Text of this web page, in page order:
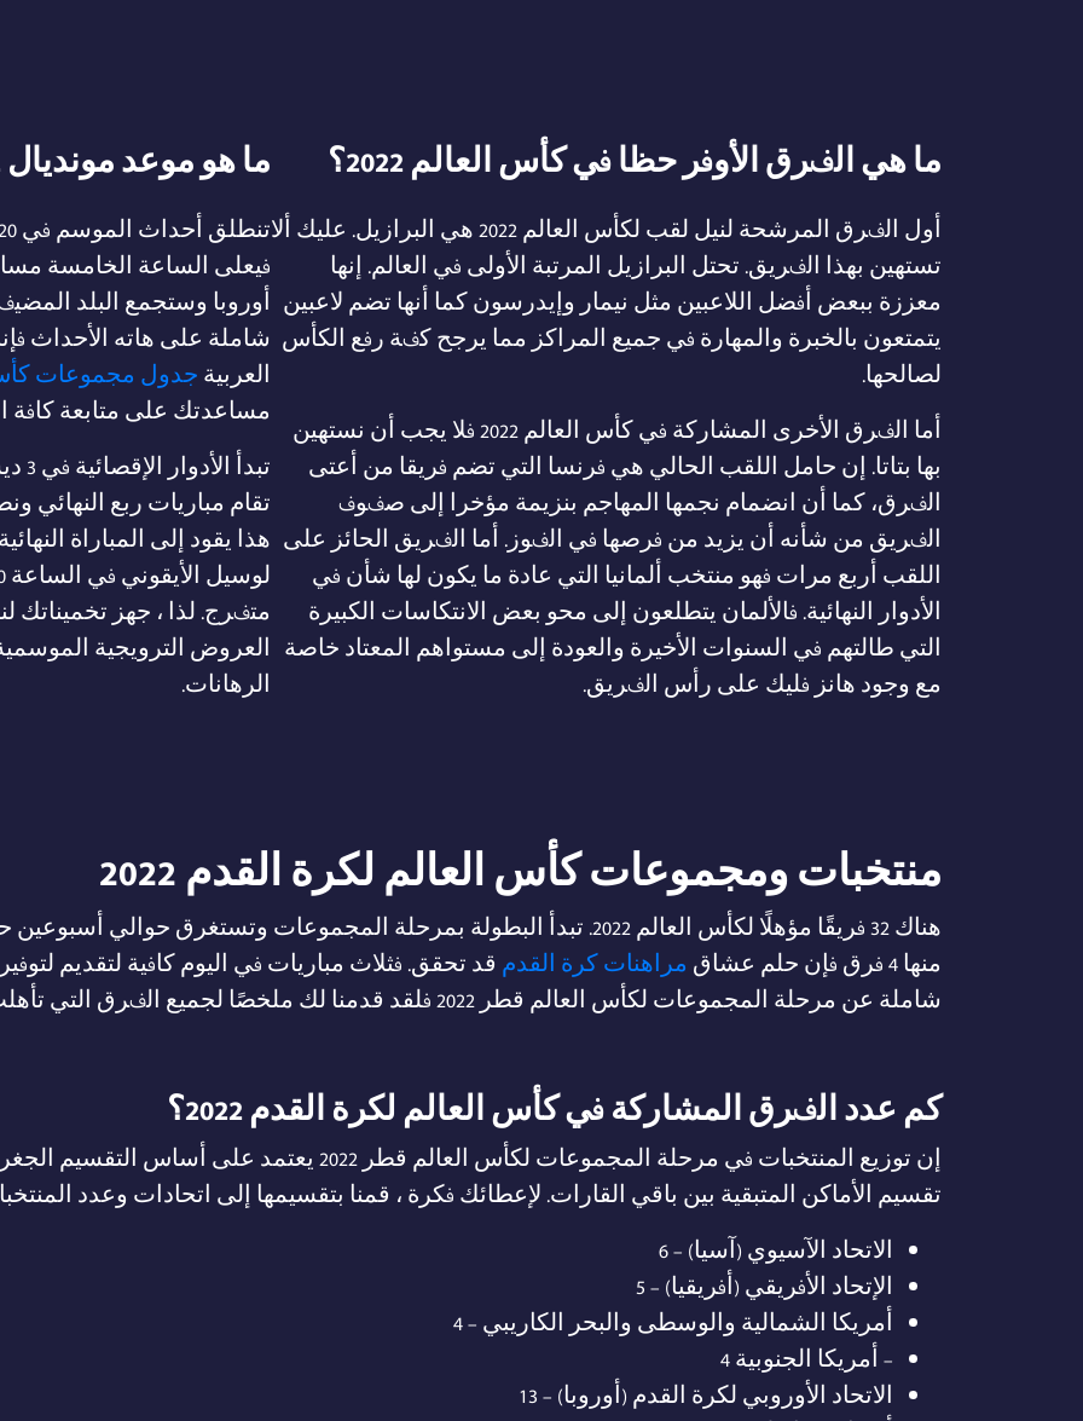
ما هي الفرق الأوفر حظا في كأس العالم 2022؟
أول الفرق المرشحة لنيل لقب لكأس العالم 2022 هي البرازيل. عليك ألا
تستهين بهذا الفريق. تحتل البرازيل المرتبة الأولى في العالم. إنها
معززة ببعض أفضل اللاعبين مثل نيمار وإيدرسون كما أنها تضم لاعبين
يتمتعون بالخبرة والمهارة في جميع المراكز مما يرجح كفة رفع الكأس
لصالحها.
أما الفرق الأخرى المشاركة في كأس العالم 2022 فلا يجب أن نستهين
بها بتاتا. إن حامل اللقب الحالي هي فرنسا التي تضم فريقا من أعتى
الفرق، كما أن انضمام نجمها المهاجم بنزيمة مؤخرا إلى صفوف
الفريق من شأنه أن يزيد من فرصها في الفوز. أما الفريق الحائز على
اللقب أربع مرات فهو منتخب ألمانيا التي عادة ما يكون لها شأن في
الأدوار النهائية. فالألمان يتطلعون إلى محو بعض الانتكاسات الكبيرة
التي طالتهم في السنوات الأخيرة والعودة إلى مستواهم المعتاد خاصة
مع وجود هانز فليك على رأس الفريق.
ما هو موعد مونديال 2022؟
فيعلى الساعة الخامسة
أوروبا وستجمع البلد
شاملة على هاته الأحداث
العربية جدول مجموعات
مساعدتك على متابعة كافة
العروض الترويجية
الرهانات.
منتخبات ومجموعات كأس العالم لكرة القدم 2022
منها 4 فرق فإن حلم عشاق مراهنات كرة القدم قد تحقق. فثلاث مباريات في اليوم كافية لتقديم
شاملة عن مرحلة المجموعات لكأس العالم قطر 2022 فلقد قدمنا ​​لك ملخصًا لجميع الفرق التي تأهلت.
كم عدد الفرق المشاركة في كأس العالم لكرة القدم 2022؟
تقسيم الأماكن المتبقية بين باقي القارات. لإعطائك فكرة ، قمنا بتقسيمها إلى اتحادات وعدد
الاتحاد الآسيوي (آسيا) – 6
الإتحاد الأفريقي (أفريقيا) – 5
أمريكا الشمالية والوسطى والبحر الكاريبي – 4
– أمريكا الجنوبية 4
الاتحاد الأوروبي لكرة القدم (أوروبا) – 13